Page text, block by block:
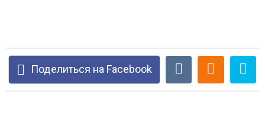
Поделиться на Facebook